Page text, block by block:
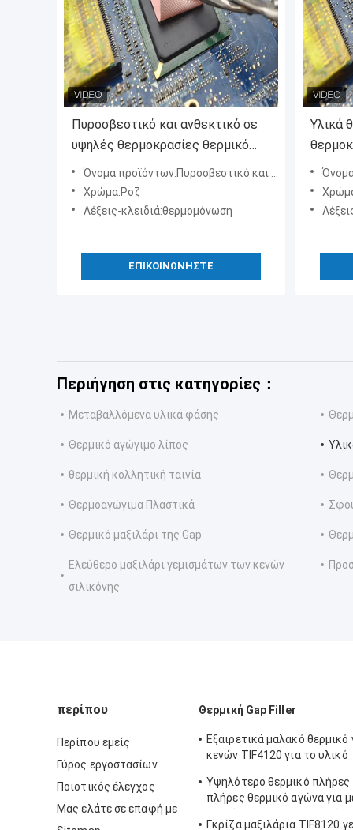
Πυροσβεστικό και ανθεκτικό σε
υψηλές θερμοκρασίες θερμικό
μονωτικό φιαλίδιο για PC
Όνομα προϊόντων:Πυροσβεστικό και ανθεκτικό σε υψηλές θερμοκρασίες θερμικό μονωτικό φιαλίδιο για PC
Χρώμα:Ροζ
Λέξεις-κλειδιά:θερμομόνωση
ΕΠΙΚΟΙΝΩΝΉΣΤΕ
Υλικά
PVBΌνομα
Περιήγηση στις κατηγορίες：
Μεταβαλλόμενα υλικά φάσης
Θερμικό αγώγιμο λίπος
θερμική κολλητική ταινία
Θερμοαγώγιμα Πλαστικά
Θερμικό μαξιλάρι της Gap
Ελεύθερο μαξιλάρι γεμισμάτων των κενών
σιλικόνης
περίπου
Περίπου εμείς
Γύρος εργοστασίων
Ποιοτικός έλεγχος
Μας ελάτε σε επαφή με
Θερμική Gap Filler
Εξαιρετικά μαλακό
κενών TIF4120 για το υλικό
Υψηλότερο θερμικό πλήρες
πλήρες θερμικό αγώνα για
Γκρίζα μαξιλάρια TIF8120